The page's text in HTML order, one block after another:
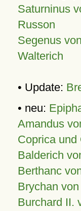
Saturninus
Russon
Segenus
Walterich
• Update:
• neu:
Amandus
Coprica und
Balderich
Berthanc
Brychan
Burchard II.